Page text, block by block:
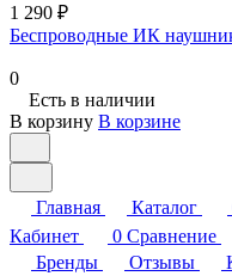
1 290 ₽
Беспроводные ИК
0
Есть в наличии
В корзину В корзине
Главная Каталог
Кабинет
0 Сравнение
Бренды
Отзывы